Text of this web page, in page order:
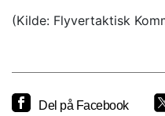
(Kilde: Flyvertaktisk
Del på Facebook